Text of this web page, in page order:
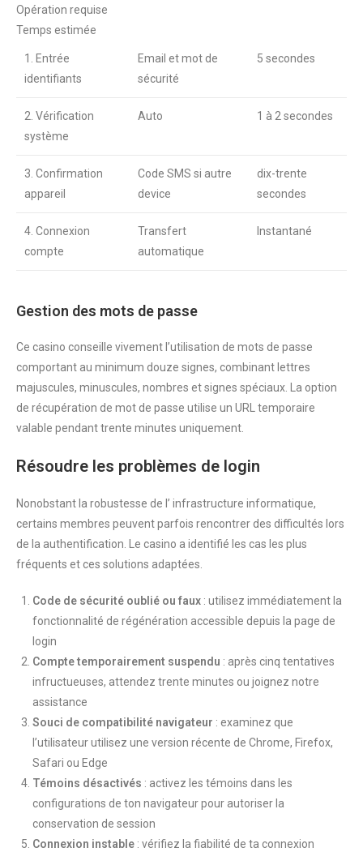
Opération requise
Temps estimée
1. Entrée
identifiants
Email et mot de
sécurité
5 secondes
2. Vérification
système
Auto 1 à 2 secondes
3. Confirmation
appareil
Code SMS si autre
device
dix-trente
secondes
4. Connexion
compte
Transfert
automatique
Instantané
Gestion des mots de passe
Ce casino conseille vivement l’utilisation de mots de passe
comportant au minimum douze signes, combinant lettres
majuscules, minuscules, nombres et signes spéciaux. La option
de récupération de mot de passe utilise un URL temporaire
valable pendant trente minutes uniquement.
Résoudre les problèmes de login
Nonobstant la robustesse de l’ infrastructure informatique,
certains membres peuvent parfois rencontrer des difficultés lors
de la authentification. Le casino a identifié les cas les plus
fréquents et ces solutions adaptées.
Code de sécurité oublié ou faux : utilisez immédiatement la
fonctionnalité de régénération accessible depuis la page de
login
Compte temporairement suspendu : après cinq tentatives
infructueuses, attendez trente minutes ou joignez notre
assistance
Souci de compatibilité navigateur : examinez que
l’utilisateur utilisez une version récente de Chrome, Firefox,
Safari ou Edge
Témoins désactivés : activez les témoins dans les
configurations de ton navigateur pour autoriser la
conservation de session
Connexion instable : vérifiez la fiabilité de ta connexion